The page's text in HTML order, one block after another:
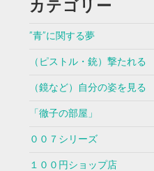
カテゴリー
”青”に関する夢
（ピストル・銃）撃たれる
（鏡など）自分の姿を見る
「徹子の部屋」
００７シリーズ
１００円ショップ店